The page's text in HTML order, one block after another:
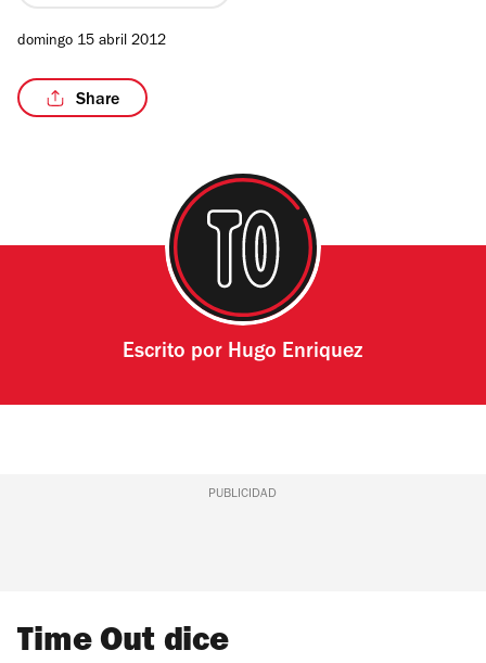
domingo 15 abril 2012
Share
Escrito por Hugo Enriquez
PUBLICIDAD
Time Out dice